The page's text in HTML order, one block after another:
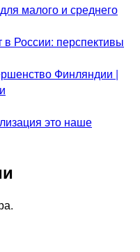
малого и среднего
России: перспективы
Финляндии |
это наше